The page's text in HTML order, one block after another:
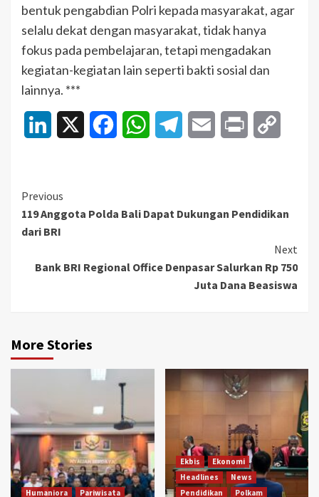
bentuk pengabdian Polri kepada masyarakat, agar
selalu dekat dengan masyarakat, tidak hanya
fokus pada pembelajaran, tetapi mengadakan
kegiatan-kegiatan lain seperti bakti sosial dan
lainnya. ***
LinkedIn FacebookWhatsAppTelegramEmail Print
Continue
Reading
Previous
119 Anggota Polda Bali Dapat Dukungan Pendidikan
dari BRI
Next
Bank BRI Regional Office Denpasar Salurkan Rp 750
Juta Dana Beasiswa
More Stories
Humaniora
Pariwisata
Ekbis
Ekonomi
Headlines
News
Pendidikan
Polkam